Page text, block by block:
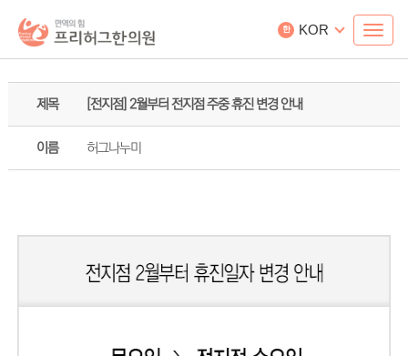
한 KOR
제목 [전지점] 2월부터 전지점 주중 휴진 변경 안내
이름 허그나누미